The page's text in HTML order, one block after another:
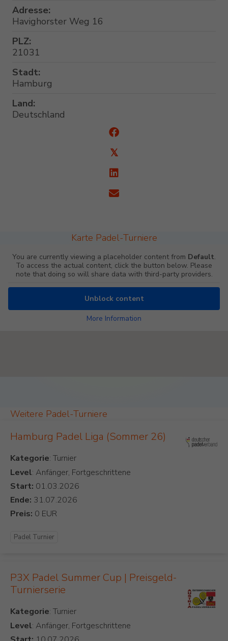
Adresse:
Havighorster Weg 16
PLZ:
21031
Stadt:
Hamburg
Land:
Deutschland
𝕏
Karte Padel-Turniere
You are currently viewing a placeholder content from Default.
To access the actual content, click the button below. Please
note that doing so will share data with third-party providers.
Unblock content
More Information
Weitere Padel-Turniere
Hamburg Padel Liga (Sommer 26)
Kategorie
Level: Anfänger, Fortgeschrittene
Start:
Ende:
Preis:
Padel Turnier
P3X Padel Summer Cup | Preisgeld-
Turnierserie
Kategorie
Level: Anfänger, Fortgeschrittene